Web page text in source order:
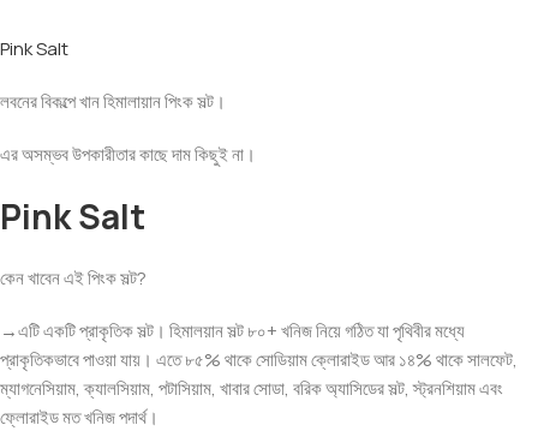
Pink Salt
লবনের বিকল্পে খান হিমালায়ান পিংক সল্ট।
এর অসম্ভব উপকারীতার কাছে দাম কিছুই না।
Pink Salt
কেন খাবেন এই পিংক সল্ট?
→এটি একটি প্রাকৃতিক সল্ট। হিমালয়ান সল্ট ৮০+ খনিজ নিয়ে গঠিত যা পৃথিবীর মধ্যে
প্রাকৃতিকভাবে পাওয়া যায়। এতে ৮৫% থাকে সোডিয়াম ক্লোরাইড আর ১৪% থাকে সালফেট,
ম্যাগনেসিয়াম, ক্যালসিয়াম, পটাসিয়াম, খাবার সোডা, বরিক অ্যাসিডের সল্ট, স্ট্রনশিয়াম এবং
ফ্লোরাইড মত খনিজ পদার্থ।